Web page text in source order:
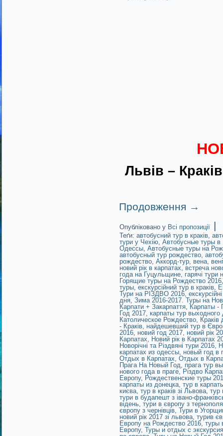
Львів –
Продовження →
Опубліковано у Всі пропозиції |
Теґи: автобусний тур в краків,
тури у Чехію, Автобусные туры
Одессы, Автобусные туры на
автобусный тур рождество,
рождество, Аккорд-тур, вена,
новий рік в карпатах, встреча
года на Гуцульщине, гарячі тури
Горящие туры на Рождество 2016
туры, екскурсійний тур в краків,
Тури на РІЗДВО 2016,
дня, Зима 2016-2017. Туры на
Карпати + Закарпаття, Карпаты -
Год 2017, карпаты тур
Католическое Рождество,
- Краків, найдешевший тур в
2016, новий год 2017, новий рік
Карпатах, Новий рік в Карпатах
Новорічні та Різдвяні тури 2016,
карпатах из одессы, новый год в
Отдых в Карпатах, Отдых в
Прага На Новый Год, прага тур
нового года в праге, Різдво
Европу, Рождественские туры
карпаты из донецка, тур в
києва, тур в краків зі Львова, тур
тури в будапешт з івано-
відень, тури в європу з тернополя
європу з чернівців, Тури в
новий рік 2017 зі львова, турив
Европу на Рождество 2016, туры
Европу, Туры и отдых с